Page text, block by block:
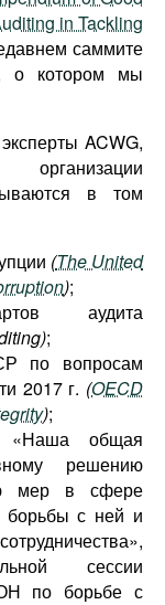
in Tackling
саммите
о котором мы
ACWG,
в том
(The United
);
аудита
;
по вопросам
2017 г. (OECD
);
«Наша общая
решению
мер в сфере
борьбы с ней и
сессии
по борьбе с